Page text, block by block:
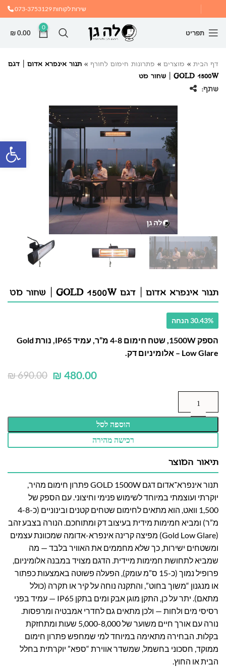
שירות לקוחות073-3753129
תפריט
0
₪0.00
דף הבית » מוצרים » פתרונות חימום לחורף » תנור אינפרא אדום | דגם
GOLD 1500W | שחור מט
שתף:
תנור אינפרא אדום | דגם GOLD 1500W | שחור מט
30.43% הנחה
הספק 1500W, שטח חימום 4-8 מ”ר, עמיד IP65, נורת Gold
Low Glare – אלומיניום דק.
₪690.00 ₪ 480.00
הוספה לסל
רכישה מהירה
תיאור המוצר
תנור אינפרא־אדום דגם GOLD 1500W פתרון חימום מהיר,
יוקרתי ועוצמתי במיוחד לשימוש פנימי וחיצוני. עם הספק של
1,500 וואט, הוא מתאים לחימום שטחים קטנים ובינוניים (כ-4-8
מ”ר) ומביא חמימות מידית בעיצוב דק ומתוחכם. הנורה בצבע זהב
(Gold Low Glare) מפיצה קרינה אינפרא-אדומה שמכוונת עצמים
ומשטחים ישירות, כך שלא מחממים את האוויר בלבד — מה
שמביא לתחושת חמימות מיידית. הדגם מצויד במבנה אלומיניום,
פרופיל נמוך (כ-15 ס”מ עומק), הפעלה פשוטה באמצעות כפתור
או מנגנון “משוך בחוט”, והתקנה נוחה על קיר או תקרה (כולל
מתאם). יתר על כן, התקן מוגן אבק ומים בתקן IP65 — עמיד בפני
רסיסי מים ולחות — ולכן מתאים גם לחדרי אמבטיה ומרפסות.
נורה עם אורך חיים משוער של 5,000-8,000 שעות ומתחזקת
בקלות. הבחירה מתאימה במיוחד למי שמחפש פתרון חימום
ממוקד, חסכוני בחשמל, שמשדר אווירת “ספא” יוקרתית בחלל
הבית או החוץ.